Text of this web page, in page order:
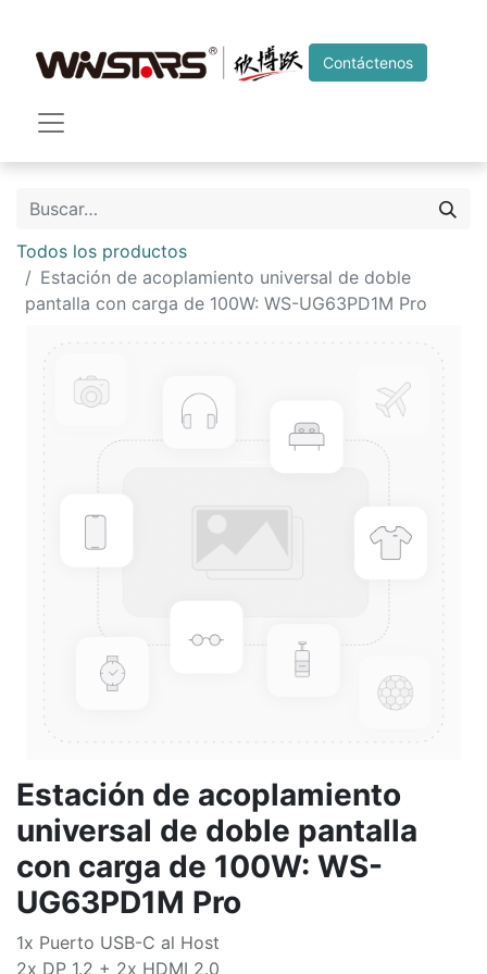
Contáctenos
Todos los productos
Estación de acoplamiento universal de doble
pantalla con carga de 100W: WS-UG63PD1M Pro
Estación de acoplamiento
universal de doble pantalla
con carga de 100W: WS-
UG63PD1M Pro
1x Puerto USB-C al Host
2x DP 1.2 + 2x HDMI 2.0